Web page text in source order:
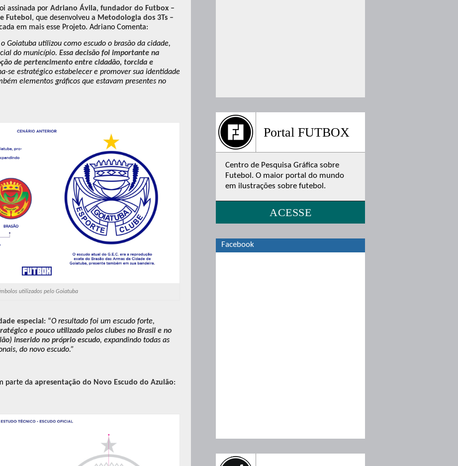
assinada por Adriano Ávila, fundador do Futbox –
Futebol , que desenvolveu a Metodologia dos 3Ts –
em mais esse Projeto. Adriano Comenta:
Goiatuba utilizou como escudo o brasão da cidade,
do município. Essa decisão foi importante na
de pertencimento entre cidadão, torcida e
se estratégico estabelecer e promover sua identidade
elementos gráficos que estavam presentes no
utilizados pelo Goiatuba
especial : “O resultado foi um escudo forte,
e pouco utilizado pelos clubes no Brasil e no
inserido no próprio escudo, expandindo todas as
do novo escudo.”
parte da apresentação do Novo Escudo do Azulão:
Portal FUTBOX
Centro de Pesquisa Gráfica sobre
Futebol. O maior portal do mundo
em ilustrações sobre futebol.
ACESSE
Facebook